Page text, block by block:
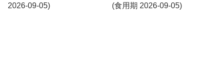
2026-09-05)
(食用期 2026-09-05)